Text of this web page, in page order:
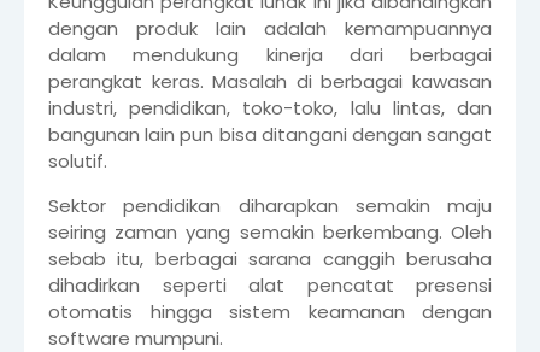
dengan produk lain adalah kemampuannya
dalam mendukung kinerja dari berbagai
perangkat keras. Masalah di berbagai kawasan
industri, pendidikan, toko-toko, lalu lintas, dan
bangunan lain pun bisa ditangani dengan sangat
solutif.
Sektor pendidikan diharapkan semakin maju
seiring zaman yang semakin berkembang. Oleh
sebab itu, berbagai sarana canggih berusaha
dihadirkan seperti alat pencatat presensi
otomatis hingga sistem keamanan dengan
software mumpuni.